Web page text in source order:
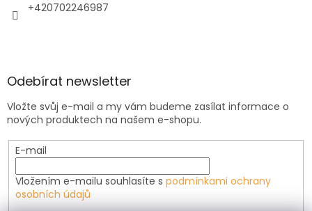
+420702246987
Odebírat newsletter
Vložte svůj e-mail a my vám budeme zasílat informace o
nových produktech na našem e-shopu.
E-mail
Vložením e-mailu souhlasíte s podmínkami ochrany
osobních údajů